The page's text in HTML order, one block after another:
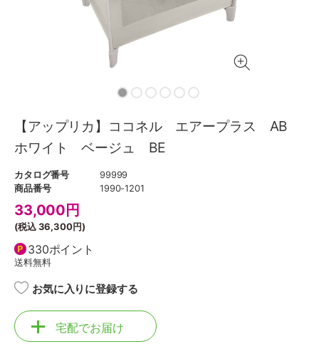
【アップリカ】ココネル エアープラス AB
ホワイト ベージュ BE
カタログ番号
99999
商品番号
1990-1201
33,000 円
(税込36,300円)
330ポイント
送料無料
お気に入りに登録する
宅配でお届け